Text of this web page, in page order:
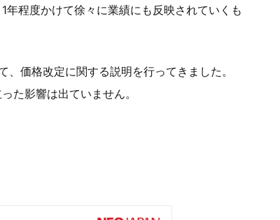
程度かけて徐々に業績にも反映されていくも
価格改定に関する説明を行ってきました。
た影響は出ていません。